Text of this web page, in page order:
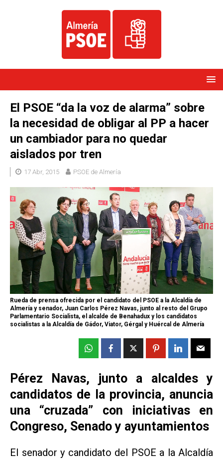
El PSOE “da la voz de alarma” sobre
la necesidad de obligar al PP a hacer
un cambiador para no quedar
aislados por tren
17 Abr, 2015 PSOE de Almería
Rueda de prensa ofrecida por el candidato del PSOE a la Alcaldía de
Almería y senador, Juan Carlos Pérez Navas, junto al resto del Grupo
Parlamentario Socialista, el alcalde de Benahadux y los candidatos
socialistas a la Alcaldía de Gádor, Viator, Gérgal y Huércal de Almería
Pérez Navas, junto a alcaldes y
candidatos de la provincia, anuncia
una “cruzada” con iniciativas en
Congreso, Senado y ayuntamientos
El senador y candidato del PSOE a la Alcaldía